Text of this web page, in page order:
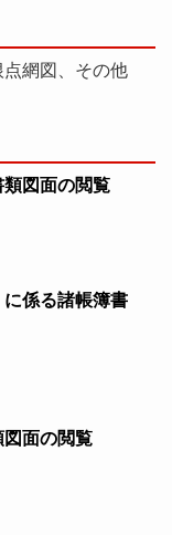
網図、その他
図面の閲覧
係る諸帳簿書
面の閲覧